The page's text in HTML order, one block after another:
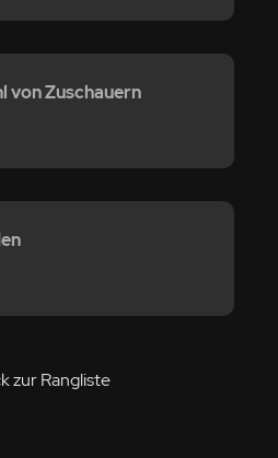
zur Rangliste
von Zuschauern